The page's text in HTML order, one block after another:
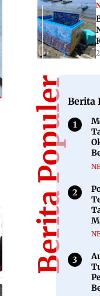
Berita PopulerBerita